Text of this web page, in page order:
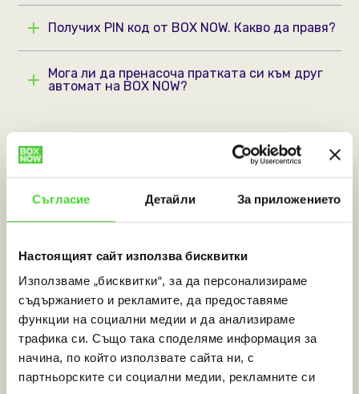
Съгласие Детайли За приложението
Настоящият сайт използва бисквитки
Използваме „бисквитки“, за да персонализираме
съдържанието и рекламите, да предоставяме
функции на социални медии и да анализираме
трафика си. Също така споделяме информация за
начина, по който използвате сайта ни, с
партньорските си социални медии, рекламните си
Получих PIN код от BOX NOW. Какво да правя?
Мога ли да пренасоча пратката си към друг
автомат на BOX NOW?
Нашите автомати
Как мога да присъединя APM към мрежата на
BOX NOW ?
Как мога да намеря насоки за
местоположението на автомата на BOX NOW,
който съм си избрал?